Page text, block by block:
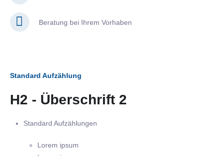
Beratung bei Ihrem Vorhaben
Standard Aufzählung
H2 - Überschrift 2
Standard Aufzählungen
Lorem ipsum